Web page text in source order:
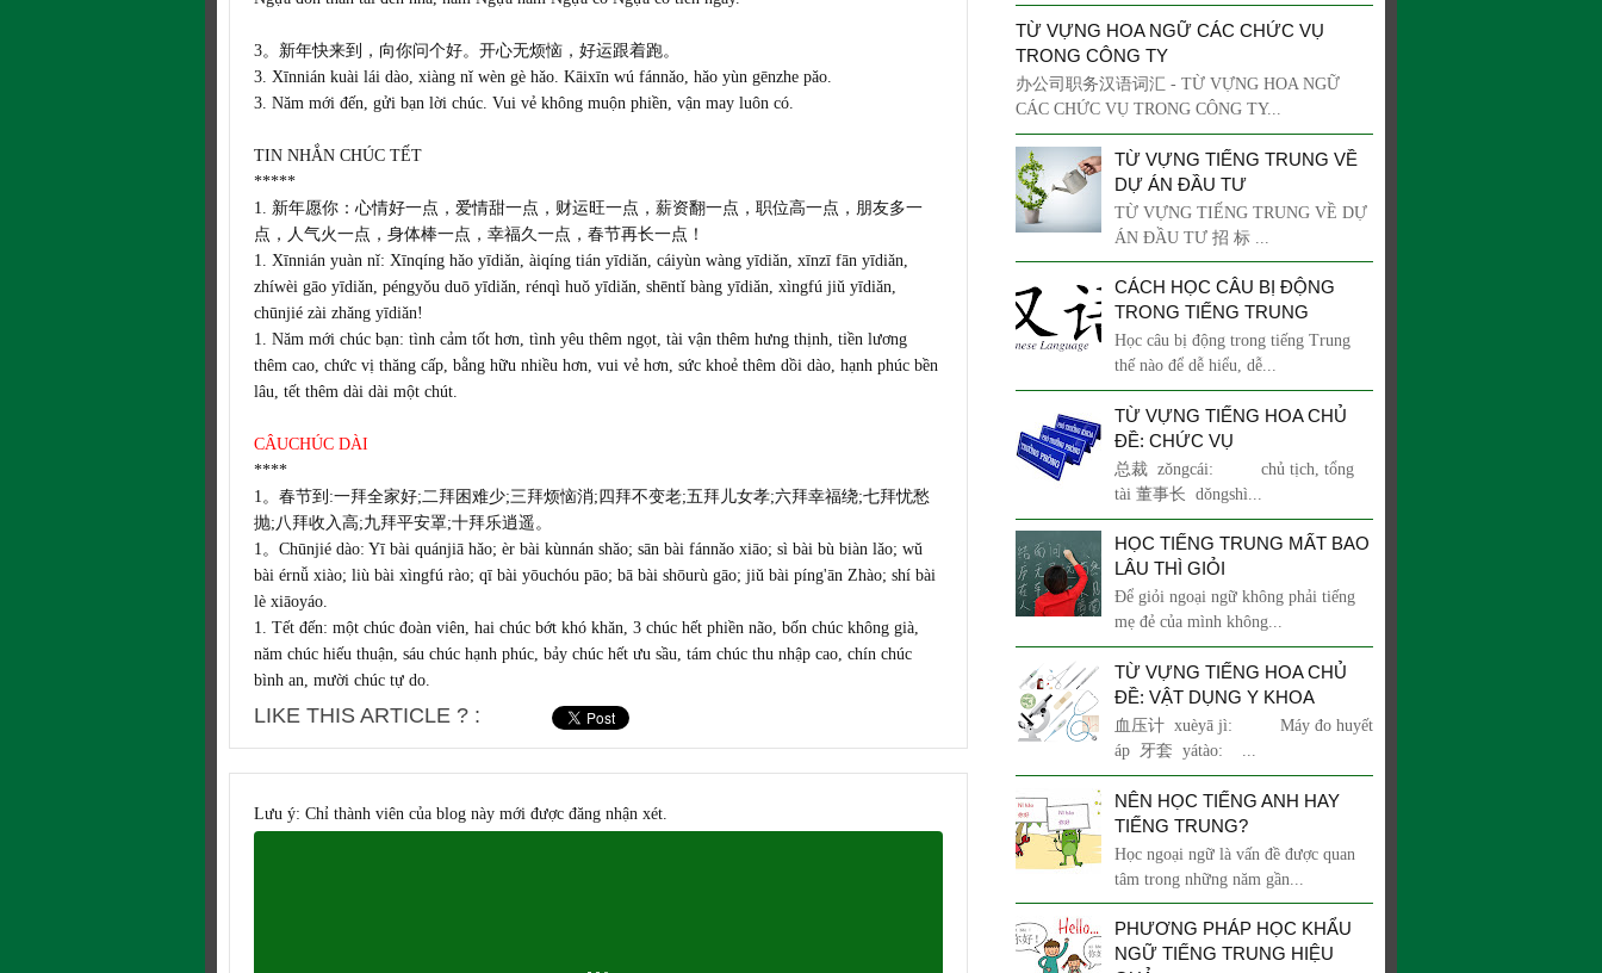
3。新年快来到，向你问个好。开心无烦恼，好运跟着跑。
3. Xīnnián kuài lái dào, xiàng nǐ wèn gè hǎo. Kāixīn wú fánnǎo, hǎo yùn gēnzhe pǎo.
3. Năm mới đến, gửi bạn lời chúc. Vui vẻ không muộn phiền, vận may luôn có.
TIN NHẮN CHÚC TẾT
*****
1. 新年愿你：心情好一点，爱情甜一点，财运旺一点，薪资翻一点，职位高一点，朋友多一
点，人气火一点，身体棒一点，幸福久一点，春节再长一点！
1. Xīnnián yuàn nǐ: Xīnqíng hǎo yīdiǎn, àiqíng tián yīdiǎn, cáiyùn wàng yīdiǎn, xīnzī fān yīdiǎn,
zhíwèi gāo yīdiǎn, péngyǒu duō yīdiǎn, rénqì huǒ yīdiǎn, shēntǐ bàng yīdiǎn, xìngfú jiǔ yīdiǎn,
chūnjié zài zhǎng yīdiǎn!
1. Năm mới chúc bạn: tình cảm tốt hơn, tình yêu thêm ngọt, tài vận thêm hưng thịnh, tiền lương
thêm cao, chức vị thăng cấp, bằng hữu nhiều hơn, vui vẻ hơn, sức khoẻ thêm dồi dào, hạnh phúc bền
lâu, tết thêm dài dài một chút.
CÂUCHÚC DÀI
****
1。春节到:一拜全家好;二拜困难少;三拜烦恼消;四拜不变老;五拜儿女孝;六拜幸福绕;七拜忧愁
抛;八拜收入高;九拜平安罩;十拜乐逍遥。
1。Chūnjié dào: Yī bài quánjiā hǎo; èr bài kùnnán shǎo; sān bài fánnǎo xiāo; sì bài bù biàn lǎo; wǔ
bài érnǚ xiào; liù bài xìngfú rào; qī bài yōuchóu pāo; bā bài shōurù gāo; jiǔ bài píng'ān Zhào; shí bài
lè xiāoyáo.
1. Tết đến: một chúc đoàn viên, hai chúc bớt khó khăn, 3 chúc hết phiền não, bốn chúc không già,
năm chúc hiếu thuận, sáu chúc hạnh phúc, bảy chúc hết ưu sầu, tám chúc thu nhập cao, chín chúc
bình an, mười chúc tự do.
LIKE THIS ARTICLE ? :
Lưu ý: Chỉ thành viên của blog này mới được đăng nhận xét.
TỪ VỰNG HOA NGỮ CÁC CHỨC VỤ
TRONG CÔNG TY
办公司职务汉语词汇 - TỪ VỰNG HOA NGỮ
CÁC CHỨC VỤ TRONG CÔNG TY...
TỪ VỰNG TIẾNG TRUNG VỀ
DỰ ÁN ĐẦU TƯ
TỪ VỰNG TIẾNG TRUNG VỀ DỰ
ÁN ĐẦU TƯ 招 标 ...
CÁCH HỌC CÂU BỊ ĐỘNG
TRONG TIẾNG TRUNG
Học câu bị động trong tiếng Trung
thế nào để dễ hiểu, dễ...
TỪ VỰNG TIẾNG HOA CHỦ
ĐỀ: CHỨC VỤ
总裁 zǒngcái: chủ tịch, tổng
tài 董事长 dǒngshì...
HỌC TIẾNG TRUNG MẤT BAO
LÂU THÌ GIỎI
Để giỏi ngoại ngữ không phải tiếng
mẹ đẻ của mình không...
TỪ VỰNG TIẾNG HOA CHỦ
ĐỀ: VẬT DỤNG Y KHOA
血压计 xuèyā jì: Máy đo huyết
áp 牙套 yátào: ...
NÊN HỌC TIẾNG ANH HAY
TIẾNG TRUNG?
Học ngoại ngữ là vấn đề được quan
tâm trong những năm gần...
PHƯƠNG PHÁP HỌC KHẨU
NGỮ TIẾNG TRUNG HIỆU